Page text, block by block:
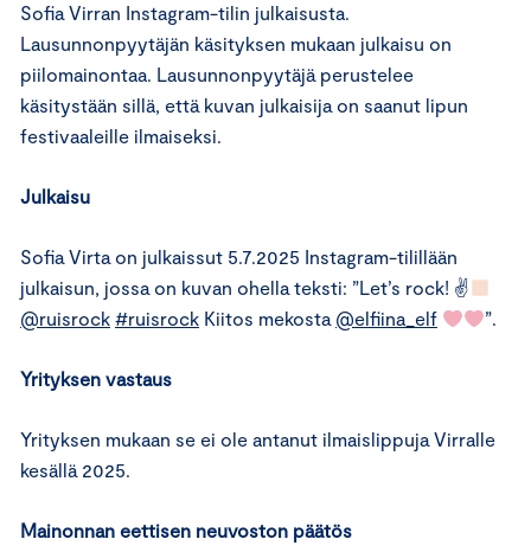
Sofia Virran Instagram-tilin julkaisusta.
Lausunnonpyytäjän käsityksen mukaan julkaisu on
piilomainontaa. Lausunnonpyytäjä perustelee
käsitystään sillä, että kuvan julkaisija on saanut lipun
festivaaleille ilmaiseksi.
Julkaisu
Sofia Virta on julkaissut 5.7.2025 Instagram-tilillään
julkaisun, jossa on kuvan ohella teksti: ”Let’s rock! ✌
@ruisrock #ruisrock Kiitos mekosta @elfiina_elf ”.
Yrityksen vastaus
Yrityksen mukaan se ei ole antanut ilmaislippuja Virralle
kesällä 2025.
Mainonnan eettisen neuvoston päätös